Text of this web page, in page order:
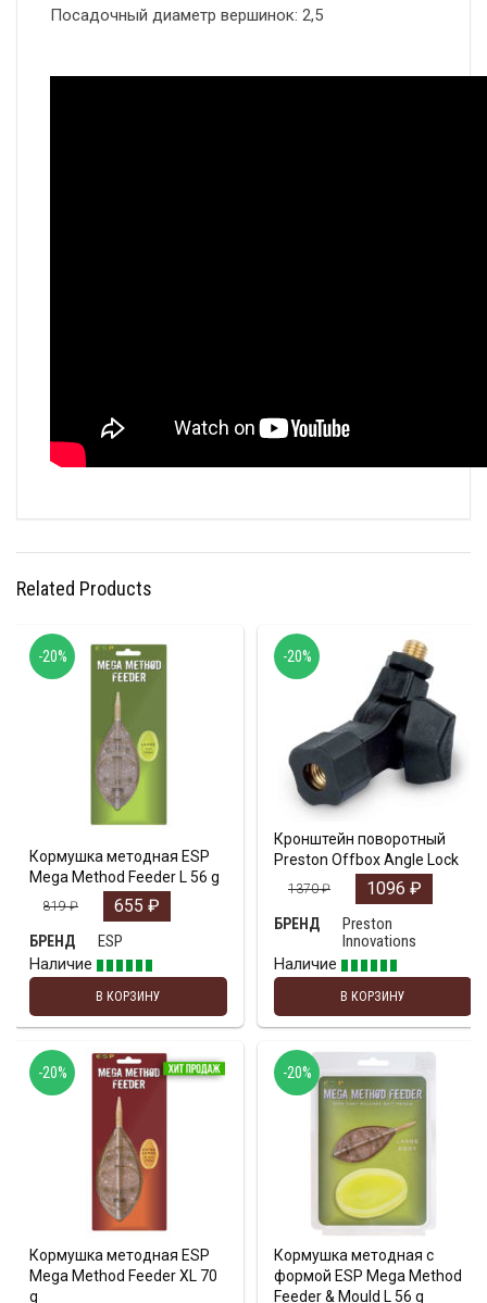
Посадочный диаметр вершинок: 2,5
Related Products
Кормушка методная ESP
Mega Method Feeder L 56 g
819₽ 655 ₽
БРЕНД
ESP
Наличие
В КОРЗИНУ
-20%
Кронштейн поворотный
Preston Offbox Angle Lock
1370₽ 1096 ₽
БРЕНД
Preston
Innovations
Наличие
В КОРЗИНУ
-20%
Кормушка методная ESP
Mega Method Feeder XL 70
g
-20%
Кормушка методная с
формой ESP Mega Method
Feeder & Mould L 56 g
-20%